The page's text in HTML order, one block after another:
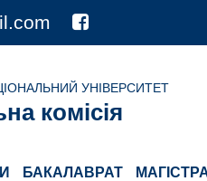
УНІВЕРСИТЕТ
комісія
БАКАЛАВРАТ